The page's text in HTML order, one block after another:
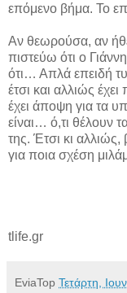
επόμενο βήμα. Το
Αν θεωρούσα, αν
πιστεύω ότι ο
ότι… Απλά επειδή
έτσι και αλλιώς
έχει άποψη για τα
είναι… ό,τι θέλουν
της. Έτσι κι αλλιώς,
για ποια σχέση
tlife.gr
EviaTop Τετάρτη,